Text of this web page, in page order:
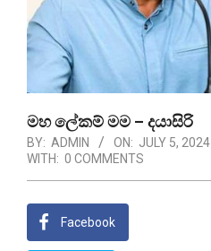
මහ ලේකම් මම – දයාසිරි
BY: ADMIN ON: JULY 5, 2024
WITH: 0 COMMENTS
Facebook